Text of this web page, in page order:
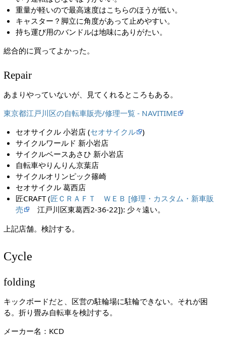
重量が軽いので最高速度はこちらのほうが低い。
キャスター？脚立に角度があって止めやすい。
持ち運び用のバンドルは地味にありがたい。
総合的に買ってよかった。
Repair
あまりやっていないが、見てくれるところもある。
東京都江戸川区の自転車販売/修理一覧 - NAVITIME
セオサイクル 小岩店 (セオサイクル
)
サイクルワールド 新小岩店
サイクルベースあさひ 新小岩店
自転車やりんりん京葉店
サイクルオリンピック篠崎
セオサイクル 葛西店
匠CRAFT (匠ＣＲＡＦＴ ＷＥＢ [修理・カスタム・新車販
売
江戸川区東葛西2-36-22]): 少々遠い。
上記店舗。検討する。
Cycle
folding
キックボードだと、区営の駐輪場に駐輪できない。それが困
る。折り畳み自転車を検討する。
メーカー名：KCD